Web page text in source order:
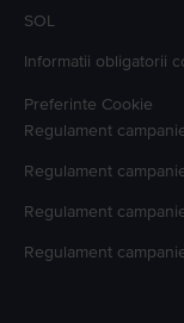
SOL
Informatii obligatorii
Preferinte Cookie
Regulament
Regulament
Regulament
Regulament